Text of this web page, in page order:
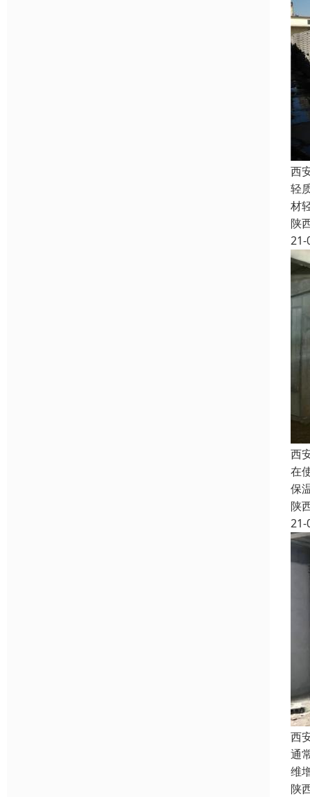
西
轻
材
陕
21-
西
在
保
陕
21-
西
通
维
陕